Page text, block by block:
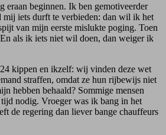
eraan beginnen. Ik ben gemotiveerder
mij iets durft te verbieden: dan wil ik het
van mijn eerste mislukte poging. Toen
als ik iets niet wil doen, dan weiger ik
kippen en ikzelf: wij vinden deze wet
straffen, omdat ze hun rijbewijs niet
hebben behaald? Sommige mensen
tijd nodig. Vroeger was ik bang in het
de regering dan liever bange chauffeurs